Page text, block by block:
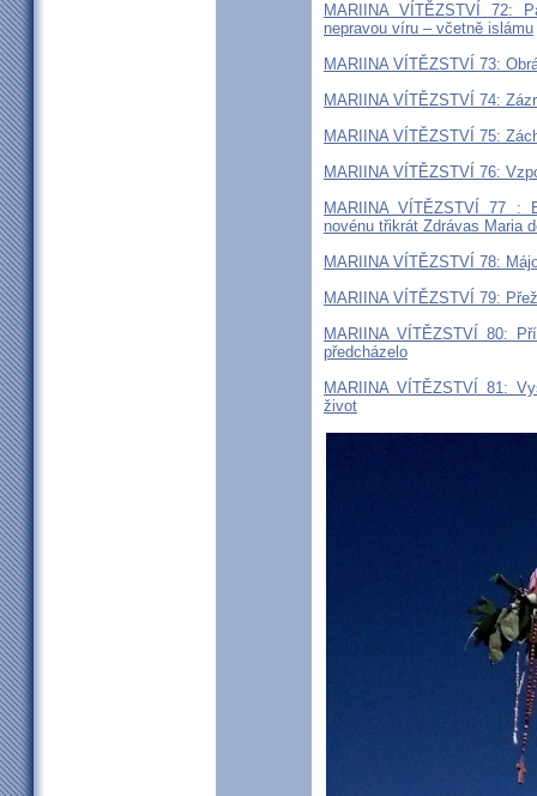
MARIINA VÍTĚZSTVÍ 72:
nepravou víru – včetně islámu
MARIINA VÍTĚZSTVÍ 73:
MARIINA VÍTĚZSTVÍ 74:
MARIINA VÍTĚZSTVÍ 75:
MARIINA VÍTĚZSTVÍ 76:
MARIINA VÍTĚZSTVÍ 77 :
novénu třikrát Zdrávas Maria
MARIINA VÍTĚZSTVÍ 78:
MARIINA VÍTĚZSTVÍ 79:
MARIINA VÍTĚZSTVÍ 80:
předcházelo
MARIINA VÍTĚZSTVÍ 81:
život